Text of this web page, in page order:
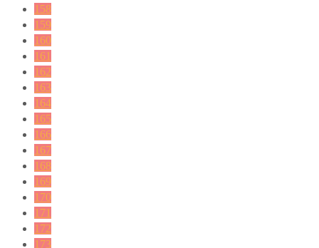
158
159
160
161
162
163
164
165
166
167
168
169
170
171
172
173